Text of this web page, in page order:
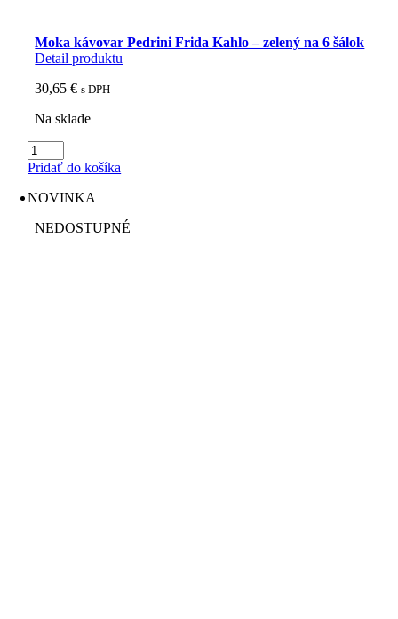
Moka kávovar Pedrini Frida Kahlo – zelený na 6 šálok
Detail produktu
30,65€ s DPH
Na sklade
množstvo
Moka
Pedrini
Kahlo
Pridať do košíka
NOVINKA
NEDOSTUPNÉ